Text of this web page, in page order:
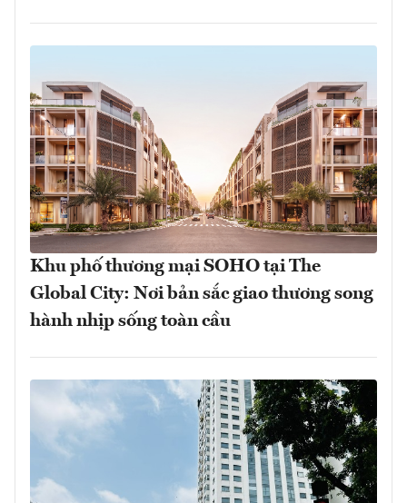
Khu phố thương mại SOHO tại The
Global City: Nơi bản sắc giao thương song
hành nhịp sống toàn cầu